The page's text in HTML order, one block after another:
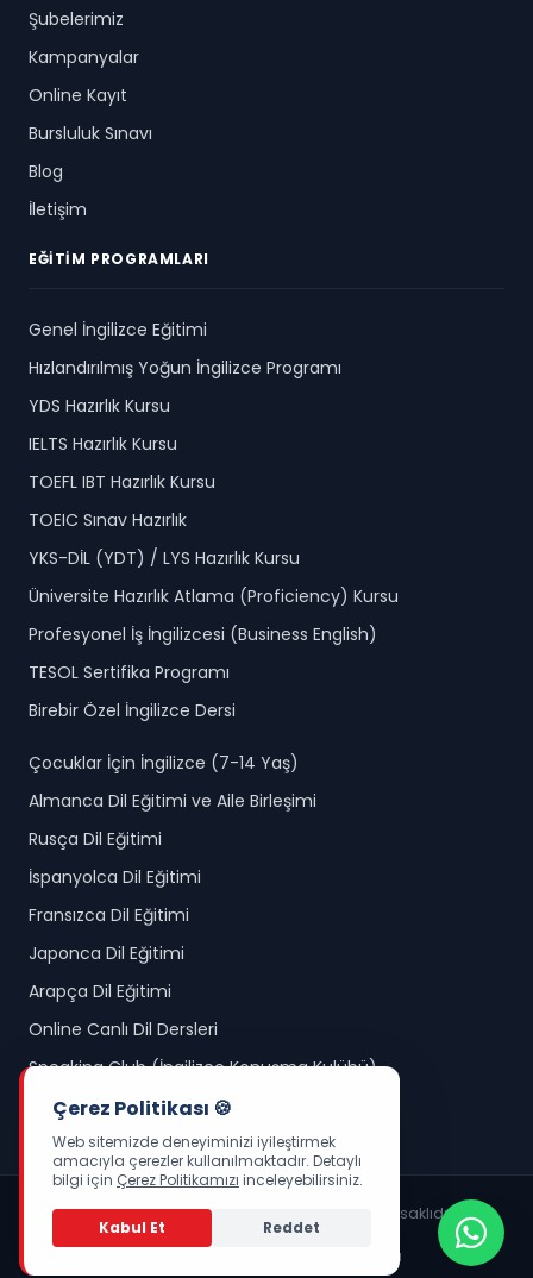
Şubelerimiz
Kampanyalar
Online Kayıt
Bursluluk Sınavı
Blog
İletişim
EĞITIM PROGRAMLARI
Genel İngilizce Eğitimi
Hızlandırılmış Yoğun İngilizce Programı
YDS Hazırlık Kursu
IELTS Hazırlık Kursu
TOEFL IBT Hazırlık Kursu
TOEIC Sınav Hazırlık
YKS-DİL (YDT) / LYS Hazırlık Kursu
Üniversite Hazırlık Atlama (Proficiency) Kursu
Profesyonel İş İngilizcesi (Business English)
TESOL Sertifika Programı
Birebir Özel İngilizce Dersi
Çocuklar İçin İngilizce (7-14 Yaş)
Almanca Dil Eğitimi ve Aile Birleşimi
Rusça Dil Eğitimi
İspanyolca Dil Eğitimi
Fransızca Dil Eğitimi
Japonca Dil Eğitimi
Arapça Dil Eğitimi
Online Canlı Dil Dersleri
Speaking Club (İngilizce Konuşma Kulübü)
Okul Öncesi İngilizce (3-6 Yaş)
© 2026 Ankara Amerikan Kültür. Tüm hakları saklıdır.
Web Yazılım :LUDİJİTAL
Çerez Politikası
Çerez Politikası 🍪
Web sitemizde deneyiminizi iyileştirmek
amacıyla çerezler kullanılmaktadır. Detaylı
bilgi için Çerez Politikamızı inceleyebilirsiniz.
Kabul Et Reddet